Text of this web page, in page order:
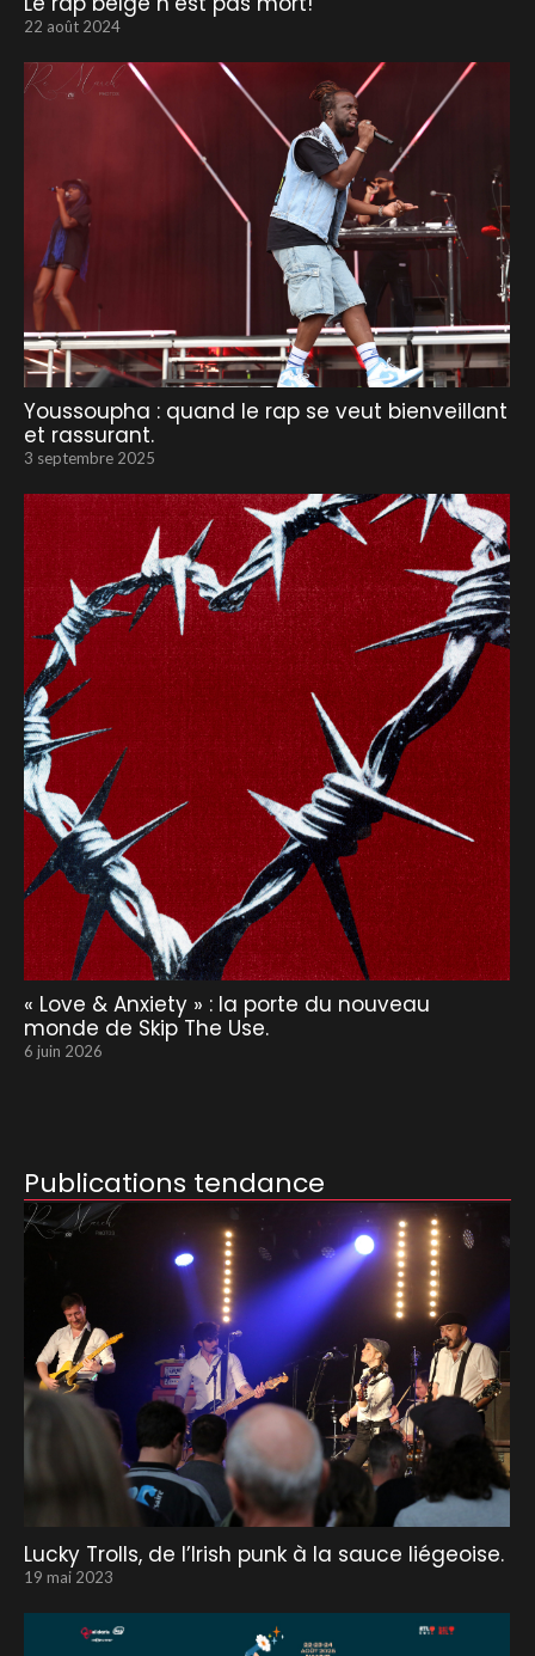
22 août 2024
Youssoupha : quand le rap se veut bienveillant
et rassurant.
3 septembre 2025
« Love & Anxiety » : la porte du nouveau
monde de Skip The Use.
6 juin 2026
Publications tendance
Lucky Trolls, de l’Irish punk à la sauce liégeoise.
19 mai 2023